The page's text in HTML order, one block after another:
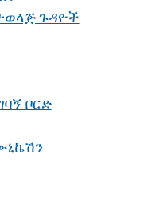
ጉዳዮች
ቦርድ